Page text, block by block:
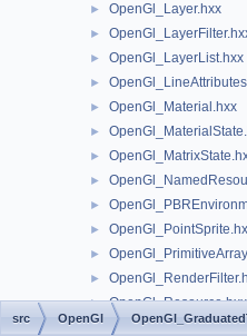
► OpenGl_Layer.hxx
►
► OpenGl_LayerList.hxx
►
► OpenGl_Material.hxx
►
►
►
►
►
►
►
► OpenGl_Resource.hxx
► OpenGl_Sampler.hxx
src OpenGl